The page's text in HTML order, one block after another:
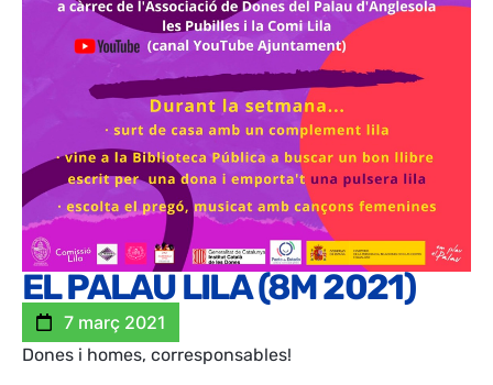
EL PALAU LILA (8M 2021)
7 març 2021
Dones i homes, corresponsables!